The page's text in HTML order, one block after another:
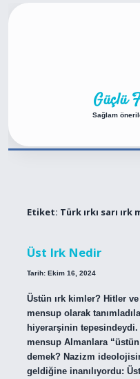
Güçlü
Sağlam
Etiket: Türk ırkı sarı ırk
Üst Irk Nedir
Tarih: Ekim 16, 2024
Üstün ırk kimler? Hitler ve
mensup olarak
hiyerarşinin tepesindeydi.
mensup Almanlara “üstün
demek? Nazizm
geldiğine inanılıyordu: